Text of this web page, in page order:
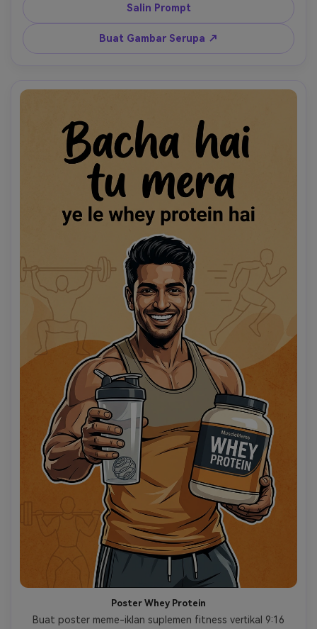
mewah ke arah penonton, dengan warna poster krem dan
persik hangat, bayangan cokelat lembut, seni poster
ilustrasi semi-kartun bersih, tekstur kertas, nuansa elegan
namun lucu. Tambahkan teks judul tepat: "Bachcha hai tu
Salin Prompt
Buat Gambar Serupa ↗
Poster Whey Protein
Buat poster meme-iklan suplemen fitness vertikal 9:16